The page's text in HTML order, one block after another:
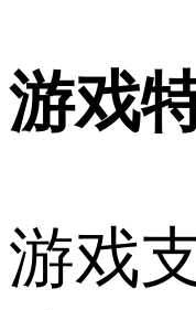
游戏
游戏